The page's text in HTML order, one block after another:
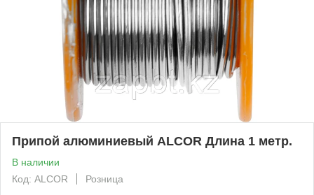
Припой алюминиевый ALCOR Длина 1 метр.
В наличии
Код: ALCOR
Розница